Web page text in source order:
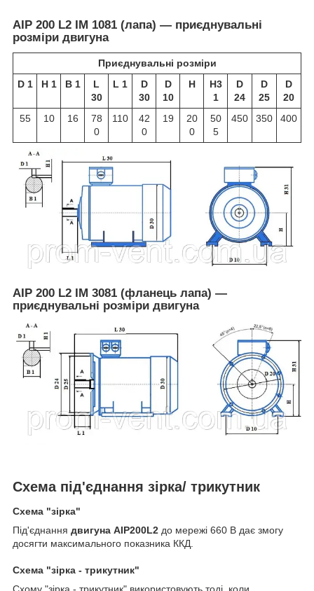
АІР 200 L2 IM 1081 (лапа) — приєднувальні
розміри двигуна
Приєднувальні розміри
D 1
H 1 B 1
L
30
L 1
D
30
D
10
H
H3
1
D
24
D
25
D
20
55
10 16
78
0
110
42
0
19
20
0
50
5
450 350 400
АІР 200 L2 IM 3081 (фланець лапа) —
приєднувальні розміри двигуна
Схема під'єднання зірка/ трикутник
Схема "зірка"
Під'єднання двигуна АІР200L2 до мережі 660 В дає змогу
досягти максимального показника ККД.
Схема "зірка - трикутник"